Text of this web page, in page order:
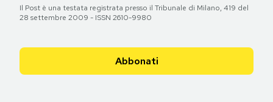
Il Post è una testata registrata presso il Tribunale di Milano, 419 del
28 settembre 2009 - ISSN 2610-9980
Abbonati